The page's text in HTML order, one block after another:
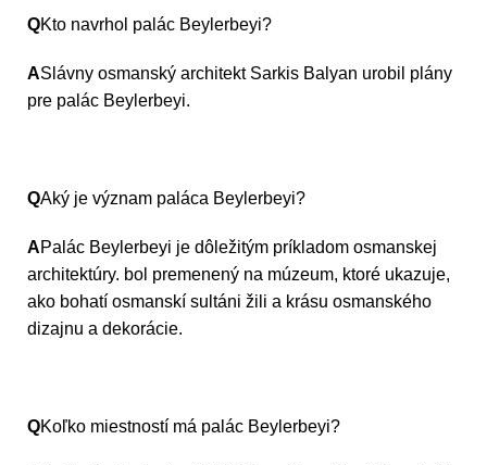
QKto navrhol palác Beylerbeyi?
ASlávny osmanský architekt Sarkis Balyan urobil plány
pre palác Beylerbeyi.
QAký je význam paláca Beylerbeyi?
APalác Beylerbeyi je dôležitým príkladom osmanskej
architektúry. bol premenený na múzeum, ktoré ukazuje,
ako bohatí osmanskí sultáni žili a krásu osmanského
dizajnu a dekorácie.
QKoľko miestností má palác Beylerbeyi?